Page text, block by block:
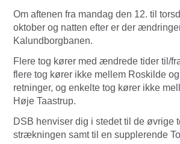
Om aftenen fra mandag den 12. til
oktober og natten efter er der
Kalundborgbanen.
Flere tog kører med ændrede tider til/
flere tog kører ikke mellem Roskilde
retninger, og enkelte tog kører ikke
Høje Taastrup.
DSB henviser dig i stedet til de øvrige
strækningen samt til en supplerende